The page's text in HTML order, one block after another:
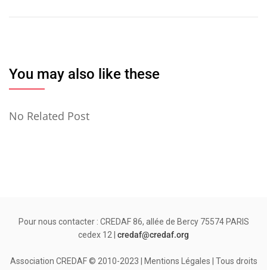
You may also like these
No Related Post
Pour nous contacter : CREDAF 86, allée de Bercy 75574 PARIS
cedex 12 | credaf@credaf.org
Association CREDAF © 2010-2023 | Mentions Légales | Tous droits